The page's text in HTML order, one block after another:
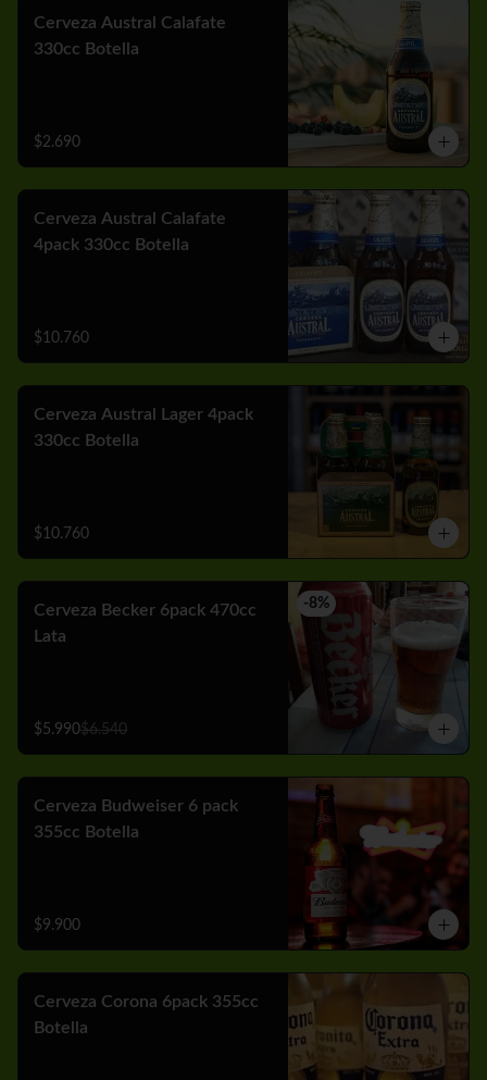
Cerveza Austral Calafate
330cc Botella
$2.690
Cerveza Austral Calafate
4pack 330cc Botella
$10.760
Cerveza Austral Lager 4pack
330cc Botella
$10.760
-8%
Cerveza Becker 6pack 470cc
Lata
$5.990$6.540
Cerveza Budweiser 6 pack
355cc Botella
$9.900
Cerveza Corona 6pack 355cc
Botella